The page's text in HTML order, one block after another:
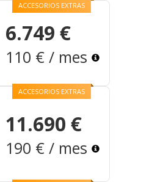
6.749 €
110 € / mes
ACCESORIOS EXTRAS
11.690 €
190 € / mes
ACCESORIOS EXTRAS